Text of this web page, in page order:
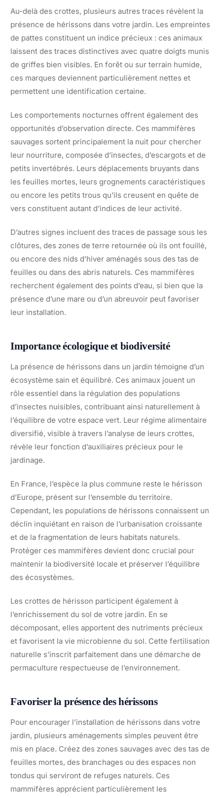
Au-delà des crottes, plusieurs autres traces révèlent la
présence de hérissons dans votre jardin. Les empreintes
de pattes constituent un indice précieux : ces animaux
laissent des traces distinctives avec quatre doigts munis
de griffes bien visibles. En forêt ou sur terrain humide,
ces marques deviennent particulièrement nettes et
permettent une identification certaine.
Les comportements nocturnes offrent également des
opportunités d’observation directe. Ces mammifères
sauvages sortent principalement la nuit pour chercher
leur nourriture, composée d’insectes, d’escargots et de
petits invertébrés. Leurs déplacements bruyants dans
les feuilles mortes, leurs grognements caractéristiques
ou encore les petits trous qu’ils creusent en quête de
vers constituent autant d’indices de leur activité.
D’autres signes incluent des traces de passage sous les
clôtures, des zones de terre retournée où ils ont fouillé,
ou encore des nids d’hiver aménagés sous des tas de
feuilles ou dans des abris naturels. Ces mammifères
recherchent également des points d’eau, si bien que la
présence d’une mare ou d’un abreuvoir peut favoriser
leur installation.
Importance écologique et biodiversité
La présence de hérissons dans un jardin témoigne d’un
écosystème sain et équilibré. Ces animaux jouent un
rôle essentiel dans la régulation des populations
d’insectes nuisibles, contribuant ainsi naturellement à
l’équilibre de votre espace vert. Leur régime alimentaire
diversifié, visible à travers l’analyse de leurs crottes,
révèle leur fonction d’auxiliaires précieux pour le
jardinage.
En France, l’espèce la plus commune reste le hérisson
d’Europe, présent sur l’ensemble du territoire.
Cependant, les populations de hérissons connaissent un
déclin inquiétant en raison de l’urbanisation croissante
et de la fragmentation de leurs habitats naturels.
Protéger ces mammifères devient donc crucial pour
maintenir la biodiversité locale et préserver l’équilibre
des écosystèmes.
Les crottes de hérisson participent également à
l’enrichissement du sol de votre jardin. En se
décomposant, elles apportent des nutriments précieux
et favorisent la vie microbienne du sol. Cette fertilisation
naturelle s’inscrit parfaitement dans une démarche de
permaculture respectueuse de l’environnement.
Favoriser la présence des hérissons
Pour encourager l’installation de hérissons dans votre
jardin, plusieurs aménagements simples peuvent être
mis en place. Créez des zones sauvages avec des tas de
feuilles mortes, des branchages ou des espaces non
tondus qui serviront de refuges naturels. Ces
mammifères apprécient particulièrement les